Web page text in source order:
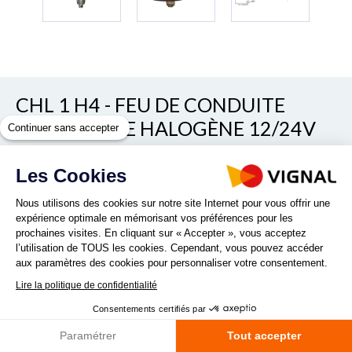
CHL 1 H4 - FEU DE CONDUITE
GAUCHE ECE HALOGÈNE 12/24V
REF. CHL 1 H4 RANGE LHT Voir/cacher les autres références
Continuer sans accepter
Les Cookies
Nous utilisons des cookies sur notre site Internet pour vous offrir une
expérience optimale en mémorisant vos préférences pour les
prochaines visites. En cliquant sur « Accepter », vous acceptez
l’utilisation de TOUS les cookies. Cependant, vous pouvez accéder
aux paramètres des cookies pour personnaliser votre consentement.
Lire la politique de confidentialité
Consentements certifiés par
Paramétrer Tout accepter